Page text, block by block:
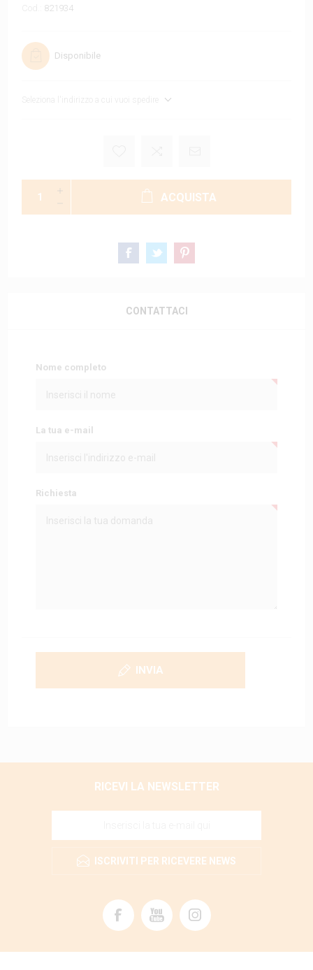
821934
Disponibile
Seleziona l'indirizzo a cui vuoi spedire
ACQUISTA
CONTATTACI
Nome completo
La tua e-mail
Richiesta
INVIA
RICEVI LA NEWSLETTER
ISCRIVITI PER RICEVERE NEWS